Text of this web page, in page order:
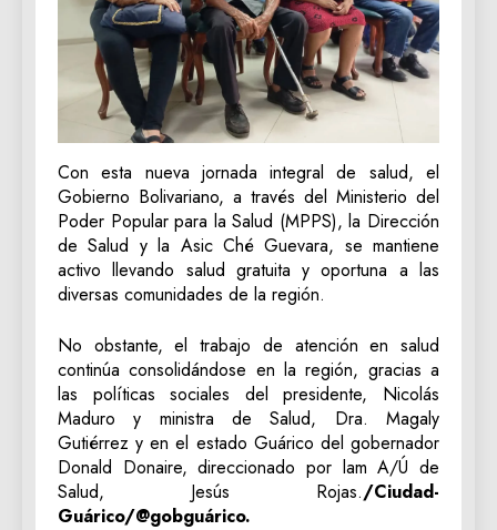
Con esta nueva jornada integral de salud, el
Gobierno Bolivariano, a través del Ministerio del
Poder Popular para la Salud (MPPS), la Dirección
de Salud y la Asic Ché Guevara, se mantiene
activo llevando salud gratuita y oportuna a las
diversas comunidades de la región.
No obstante, el trabajo de atención en salud
continúa consolidándose en la región, gracias a
las políticas sociales del presidente, Nicolás
Maduro y ministra de Salud, Dra. Magaly
Gutiérrez y en el estado Guárico del gobernador
Donald Donaire, direccionado por lam A/Ú de
Salud, Jesús Rojas./Ciudad-
Guárico/@gobguárico.